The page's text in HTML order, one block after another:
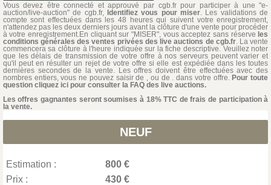
Vous devez être connecté et approuvé par cgb.fr pour participer à une "e-
auction/live-auction" de cgb.fr, Identifiez vous pour miser . Les validations de
compte sont effectuées dans les 48 heures qui suivent votre enregistrement,
n'attendez pas les deux derniers jours avant la clôture d'une vente pour procéder
à votre enregistrement.En cliquant sur "MISER", vous acceptez sans réserve les
conditions générales des ventes privées des live auctions de cgb.fr. La vente
commencera sa clôture à l'heure indiquée sur la fiche descriptive. Veuillez noter
que les délais de transmission de votre offre à nos serveurs peuvent varier et
qu'il peut en résulter un rejet de votre offre si elle est expédiée dans les toutes
dernières secondes de la vente. Les offres doivent être effectuées avec des
nombres entiers, vous ne pouvez saisir de , ou de . dans votre offre.Pour toute
question cliquez ici pour consulter la FAQ des live auctions.
Les offres gagnantes seront soumises à 18% TTC de frais de participation à
la vente.
NEUF
Estimation :
800 €
Prix :
430 €